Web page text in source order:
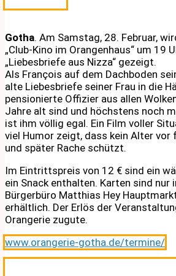
Gotha. Am Samstag, 28. Februar,
„Club-Kino im Orangenhaus“ um 19
„Liebesbriefe aus Nizza“ gezeigt.
Als François auf dem Dachboden
alte Liebesbriefe seiner Frau in die
pensionierte Offizier aus allen
Jahre alt sind und höchstens noch
ist ihm völlig egal. Ein Film voller
viel Humor zeigt, dass kein Alter
und später Rache schützt.
Im Eintrittspreis von 12 € sind ein
ein Snack enthalten. Karten sind nur
Bürgerbüro Matthias Hey
erhältlich. Der Erlös der
Orangerie zugute.
www.orangerie-gotha.de/termine/